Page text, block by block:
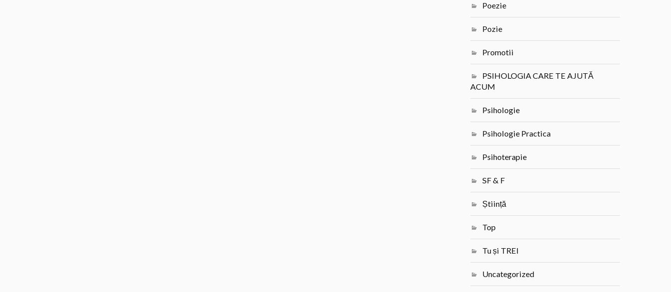
Poezie
Pozie
Promotii
PSIHOLOGIA CARE TE AJUTĂ
ACUM
Psihologie
Psihologie Practica
Psihoterapie
SF & F
Știință
Top
Tu și TREI
Uncategorized